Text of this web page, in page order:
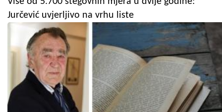
Jurčević uvjerljivo na vrhu liste